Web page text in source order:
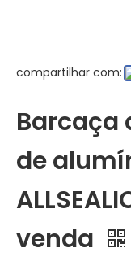
compartilhar com:
Barcaça
de
venda